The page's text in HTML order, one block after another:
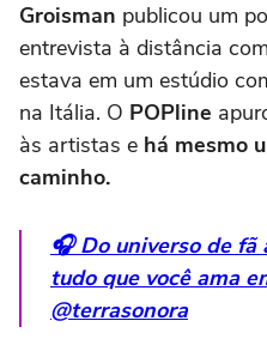
Groisman publicou um
entrevista à distância
estava em um estúdio
na Itália. O POPline
às artistas e há mesmo
caminho.
🎧 Do universo de fã
tudo que você ama
@terrasonora